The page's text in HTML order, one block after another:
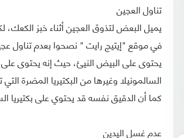
تناول العجين
يميل البعض لتذوق العجين أثناء خبز الكعك،
في موقع "إيتيج رايت " نصحوا بعدم تناول
يحتوى على البيض النيئ، حيث إنه يحتوى على
السالمونيلا وغيرها من البكتيريا المضرة
كما أن الدقيق نفسه قد يحتوي على بكتيريا
عدم غسل اليدين